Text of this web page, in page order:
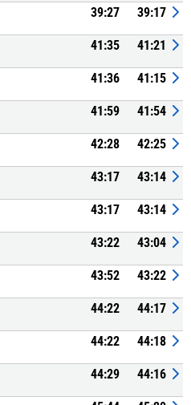
39:27 39:17
41:35 41:21
41:36 41:15
41:59 41:54
42:28 42:25
43:17 43:14
43:17 43:14
43:22 43:04
43:52 43:22
44:22 44:17
44:22 44:18
44:29 44:16